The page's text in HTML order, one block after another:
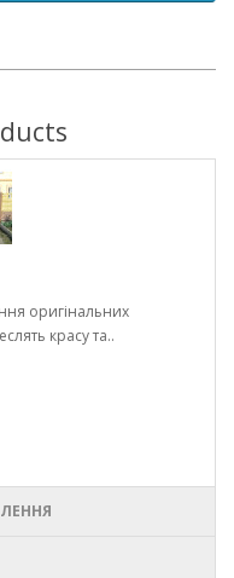
оригінальних
красу та..